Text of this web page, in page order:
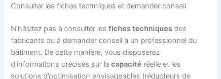
Consulter les fiches techniques et demander conseil
N’hésitez pas à consulter lesfiches techniques des
fabricants ou à demander conseil à un professionnel du
bâtiment. De cette manière, vous disposerez
d’informations précises sur lacapacité réelle et les
solutions d’optimisation envisageables (réducteurs de